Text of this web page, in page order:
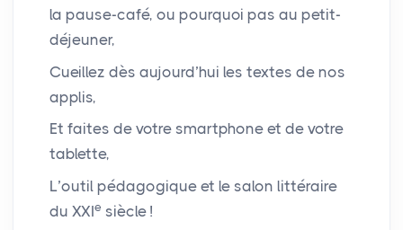
la pause-café, ou pourquoi pas au petit-
déjeuner,
Cueillez dès aujourd’hui les textes de nos
applis,
Et faites de votre smartphone et de votre
tablette,
L’outil pédagogique et le salon littéraire
du XXIe siècle !